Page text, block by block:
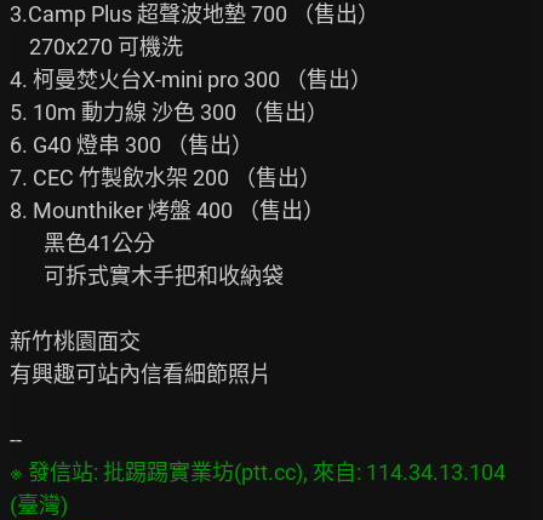
3.Camp Plus 超聲波地墊 700 （售出）
4. 柯曼焚火台X-mini pro 300 （售出）
5. 10m 動力線 沙色 300 （售出）
6. G40 燈串 300 （售出）
7. CEC 竹製飲水架 200 （售出）
8. Mounthiker 烤盤 400 （售出）
新竹桃園面交
有興趣可站內信看細節照片
※ 發信站: 批踢踢實業坊(ptt.cc), 來自: 114.34.13.104
(臺灣)